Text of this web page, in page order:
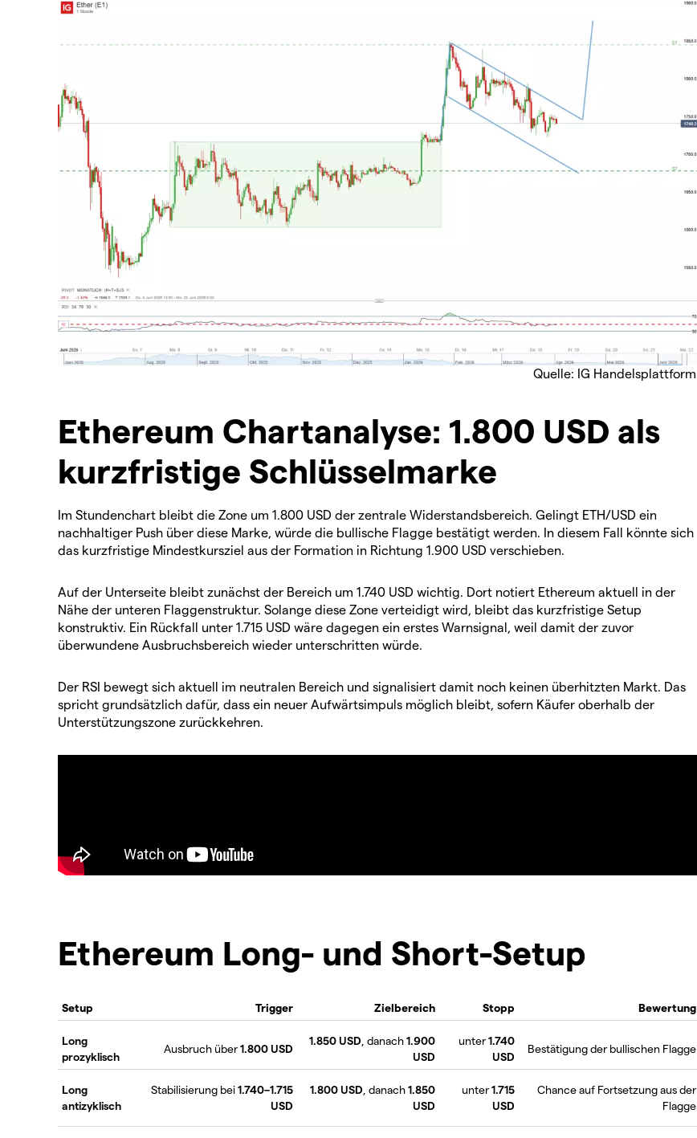
Quelle: IG Handelsplattform
Ethereum Chartanalyse: 1.800 USD als
kurzfristige Schlüsselmarke
Im Stundenchart bleibt die Zone um 1.800 USD der zentrale Widerstandsbereich. Gelingt ETH/USD ein
nachhaltiger Push über diese Marke, würde die bullische Flagge bestätigt werden. In diesem Fall könnte sich
das kurzfristige Mindestkursziel aus der Formation in Richtung 1.900 USD verschieben.
Auf der Unterseite bleibt zunächst der Bereich um 1.740 USD wichtig. Dort notiert Ethereum aktuell in der
Nähe der unteren Flaggenstruktur. Solange diese Zone verteidigt wird, bleibt das kurzfristige Setup
konstruktiv. Ein Rückfall unter 1.715 USD wäre dagegen ein erstes Warnsignal, weil damit der zuvor
überwundene Ausbruchsbereich wieder unterschritten würde.
Der RSI bewegt sich aktuell im neutralen Bereich und signalisiert damit noch keinen überhitzten Markt. Das
spricht grundsätzlich dafür, dass ein neuer Aufwärtsimpuls möglich bleibt, sofern Käufer oberhalb der
Unterstützungszone zurückkehren.
Ethereum Long- und Short-Setup
Setup Trigger Zielbereich Stopp Bewertung
Long
prozyklisch
Ausbruch über1.800 USD
1.850 USD , danach1.900
USD
unter1.740
USD
Bestätigung der bullischen Flagge
Long
antizyklisch
Stabilisierung bei1.740–1.715
USD
1.800 USD , danach1.850
USD
unter1.715
USD
Chance auf Fortsetzung aus der
Flagge